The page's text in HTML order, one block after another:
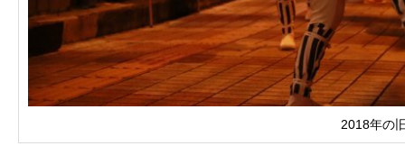
2018年の